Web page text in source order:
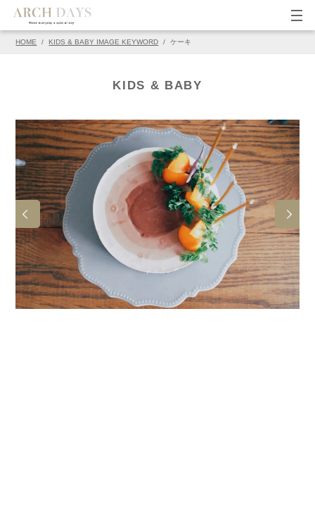
HOME / KIDS & BABY IMAGE KEYWORD / ケーキ
KIDS & BABY
▽この写真の元ページ